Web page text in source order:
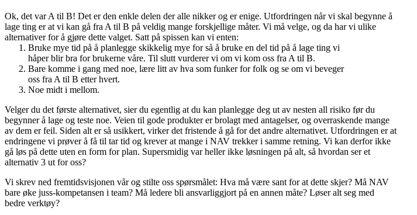
Ok, det var A til B! Det er den enkle delen der alle nikker og er enige. Utfordringen når vi skal begynne å
lage ting er at vi kan gå fra A til B på veldig mange forskjellige måter. Vi må velge, og da har vi ulike
alternativer for å gjøre dette valget. Satt på spissen kan vi enten:
Bruke mye tid på å planlegge skikkelig mye for så å bruke en del tid på å lage ting vi
håper blir bra for brukerne våre. Til slutt vurderer vi om vi kom oss fra A til B.
Bare komme i gang med noe, lære litt av hva som funker for folk og se om vi beveger
oss fra A til B etter hvert.
Noe midt i mellom.
Velger du det første alternativet, sier du egentlig at du kan planlegge deg ut av nesten all risiko før du
begynner å lage og teste noe. Veien til gode produkter er brolagt med antagelser, og overraskende mange
av dem er feil. Siden alt er så usikkert, virker det fristende å gå for det andre alternativet. Utfordringen er at
endringene vi prøver å få til tar tid og krever at mange i NAV trekker i samme retning. Vi kan derfor ikke
gå løs på dette uten en form for plan. Supersmidig var heller ikke løsningen på alt, så hvordan ser et
alternativ 3 ut for oss?
Vi skrev ned fremtidsvisjonen vår og stilte oss spørsmålet: Hva må være sant for at dette skjer? Må NAV
bare øke juss-kompetansen i team? Må ledere bli ansvarliggjort på en annen måte? Løser alt seg med
bedre verktøy?